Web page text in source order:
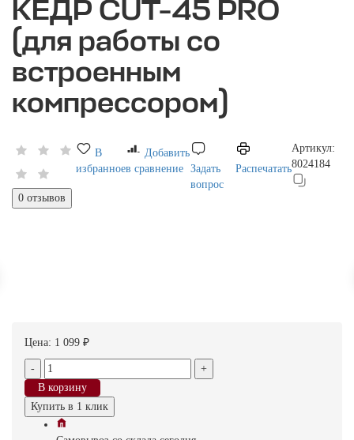
КЕДР CUT-45 PRO
(для работы со
встроенным
компрессором)
0 отзывов
В
избранное
Добавить
в сравнение
Задать
вопрос
Распечатать
Артикул:
8024184
Цена: 1 099 ₽
-
+
В корзину
Купить в 1 клик